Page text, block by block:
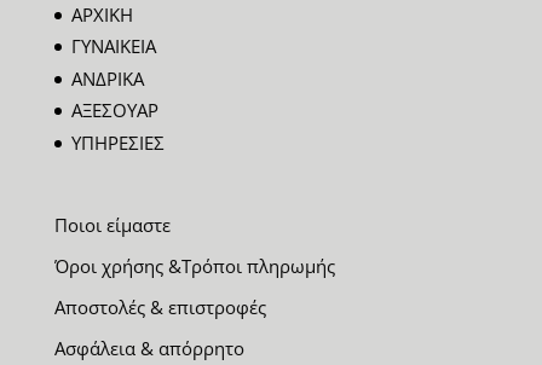
ΑΡΧΙΚΗ
ΓΥΝΑΙΚΕΙΑ
ΑΝΔΡΙΚΑ
ΑΞΕΣΟΥΑΡ
ΥΠΗΡΕΣΙΕΣ
Ποιοι είμαστε
Όροι χρήσης &Τρόποι πληρωμής
Αποστολές & επιστροφές
Ασφάλεια & απόρρητο